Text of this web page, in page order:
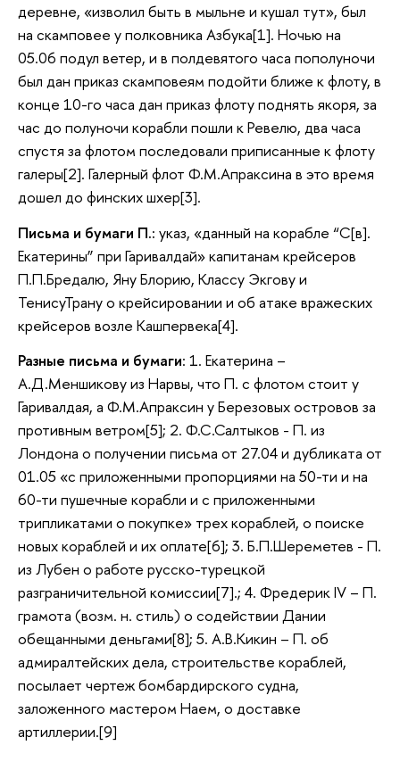
деревне, «изволил быть в мыльне и кушал тут», был
на скамповее у полковника Азбука[1]. Ночью на
05.06 подул ветер, и в полдевятого часа пополуночи
был дан приказ скамповеям подойти ближе к флоту, в
конце 10-го часа дан приказ флоту поднять якоря, за
час до полуночи корабли пошли к Ревелю, два часа
спустя за флотом последовали приписанные к флоту
галеры[2]. Галерный флот Ф.М.Апраксина в это время
дошел до финских шхер[3].
Письма и бумаги П.: указ, «данный на корабле “С[в].
Екатерины” при Гаривалдай» капитанам крейсеров
П.П.Бредалю, Яну Блорию, Классу Экгову и
ТенисуТрану о крейсировании и об атаке вражеских
крейсеров возле Кашпервека[4].
Разные письма и бумаги: 1. Екатерина –
А.Д.Меншикову из Нарвы, что П. с флотом стоит у
Гаривалдая, а Ф.М.Апраксин у Березовых островов за
противным ветром[5]; 2. Ф.С.Салтыков - П. из
Лондона о получении письма от 27.04 и дубликата от
01.05 «с приложенными пропорциями на 50-ти и на
60-ти пушечные корабли и с приложенными
трипликатами о покупке» трех кораблей, о поиске
новых кораблей и их оплате[6]; 3. Б.П.Шереметев - П.
из Лубен о работе русско-турецкой
разграничительной комиссии[7].; 4. Фредерик IV – П.
грамота (возм. н. стиль) о содействии Дании
обещанными деньгами[8]; 5. А.В.Кикин – П. об
адмиралтейских дела, строительстве кораблей,
посылает чертеж бомбардирского судна,
заложенного мастером Наем, о доставке
артиллерии.[9]